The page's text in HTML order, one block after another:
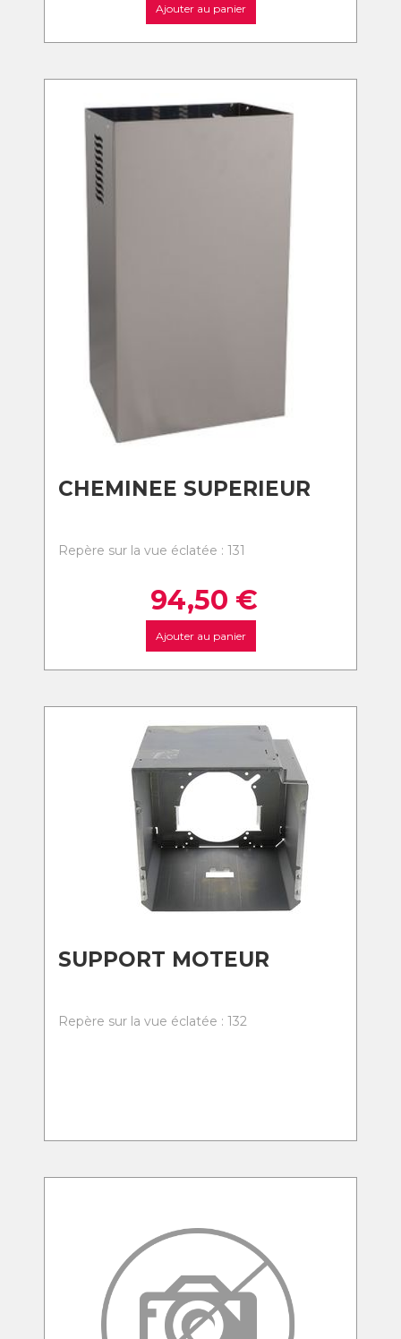
Ajouter au panier
CHEMINEE SUPERIEUR
Repère sur la vue éclatée : 131
94,50 €
Ajouter au panier
SUPPORT MOTEUR
Repère sur la vue éclatée : 132